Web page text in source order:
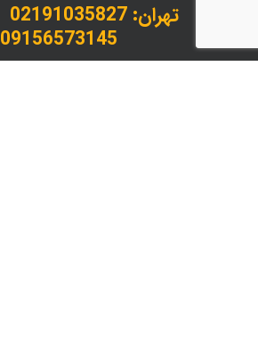
تهران: 02191035827
09156573145